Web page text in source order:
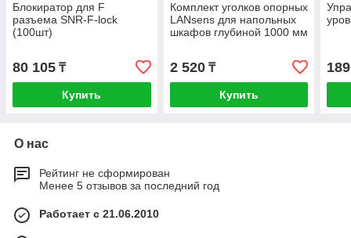
Блокиратор для F
разъема SNR-F-lock
(100шт)
80 105 ₸
Купить
Комплект уголков опорных
LANsens для напольных
шкафов глубиной 1000 мм
2 520₸
Купить
О нас
Рейтинг не сформирован
Менее 5 отзывов за последний год
Работает с 21.06.2010